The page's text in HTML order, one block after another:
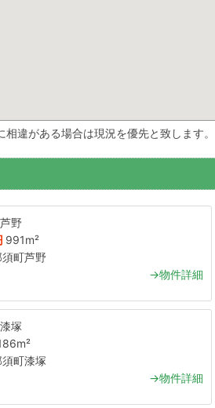
違がある場合は現況を優先と致します。
野
991m²
町芦野
→物件詳細
塚
町漆塚
→物件詳細